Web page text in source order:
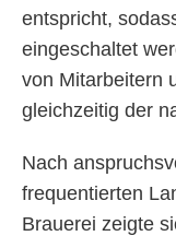
entspricht,
eingeschaltet
von Mitarbeitern
gleichzeitig der
Nach
frequentierten
Brauerei zeigte